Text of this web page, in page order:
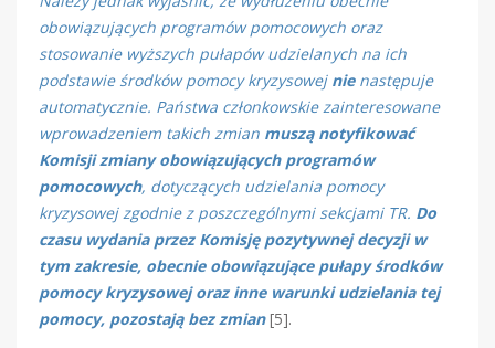
obowiązujących programów pomocowych oraz
stosowanie wyższych pułapów udzielanych na ich
podstawie środków pomocy kryzysowej nie następuje
automatycznie. Państwa członkowskie zainteresowane
wprowadzeniem takich zmian muszą notyfikować
Komisji zmiany obowiązujących programów
pomocowych, dotyczących udzielania pomocy
kryzysowej zgodnie z poszczególnymi sekcjami TR. Do
czasu wydania przez Komisję pozytywnej decyzji w
tym zakresie, obecnie obowiązujące pułapy środków
pomocy kryzysowej oraz inne warunki udzielania tej
pomocy, pozostają bez zmian[5].